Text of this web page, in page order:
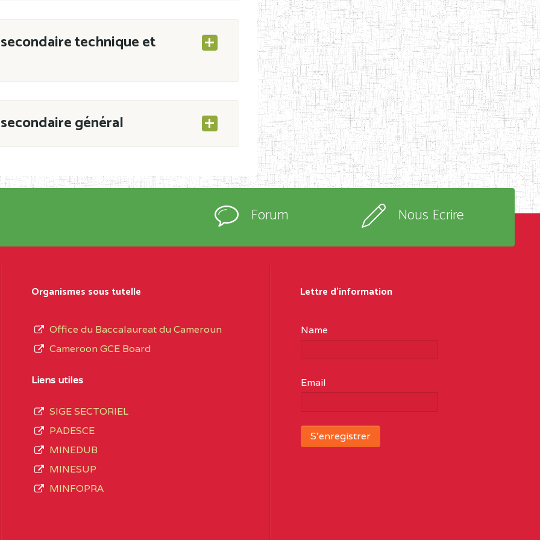
technique et
LES
général
CAB du 21 mars 2011 portant ouverture
immatriculés et inscrits au
Généralau terme des opérations
3408 structures réparties ainsi qu’il
soit :
Forum Nous Ecrire
Organismes sous tutelle
Office du Baccalaureat du Cameroun
Cameroon GCE Board
Liens utiles
SIGE SECTORIEL
PADESCE
MINEDUB
MINESUP
MINFOPRA
Lettre d'information
Name
Email